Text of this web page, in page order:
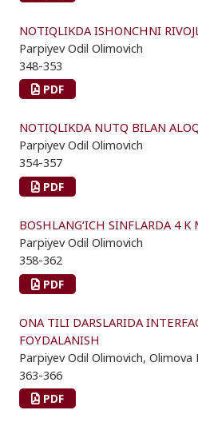
NOTIQLIKDA ISHONCHNI
Parpiyev Odil Olimovich
348-353
PDF
NOTIQLIKDA NUTQ BILAN
Parpiyev Odil Olimovich
354-357
PDF
BOSHLANG‘ICH SINFLARDA 4 K
Parpiyev Odil Olimovich
358-362
PDF
ONA TILI DARSLARIDA
FOYDALANISH
Parpiyev Odil Olimovich, Olimova
363-366
PDF